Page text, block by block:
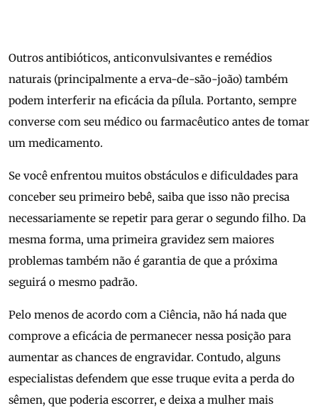
Outros antibióticos, anticonvulsivantes e remédios
naturais (principalmente a erva-de-são-joão) também
podem interferir na eficácia da pílula. Portanto, sempre
converse com seu médico ou farmacêutico antes de tomar
um medicamento.
Se você enfrentou muitos obstáculos e dificuldades para
conceber seu primeiro bebê, saiba que isso não precisa
necessariamente se repetir para gerar o segundo filho. Da
mesma forma, uma primeira gravidez sem maiores
problemas também não é garantia de que a próxima
seguirá o mesmo padrão.
Pelo menos de acordo com a Ciência, não há nada que
comprove a eficácia de permanecer nessa posição para
aumentar as chances de engravidar. Contudo, alguns
especialistas defendem que esse truque evita a perda do
sêmen, que poderia escorrer, e deixa a mulher mais